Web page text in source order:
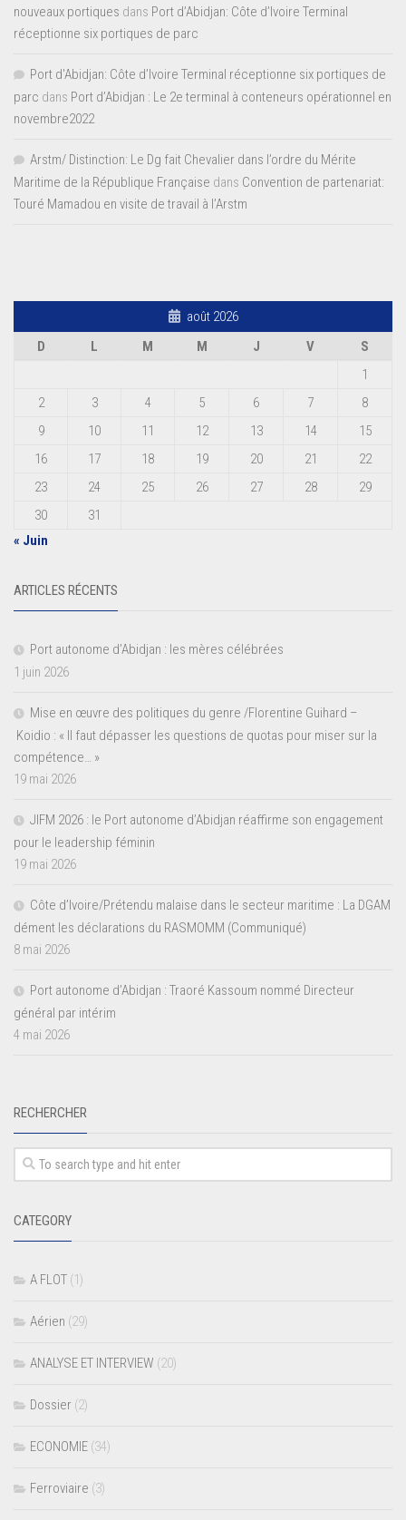
nouveaux portiques dans Port d’Abidjan: Côte d’Ivoire Terminal
réceptionne six portiques de parc
Port d'Abidjan: Côte d’Ivoire Terminal réceptionne six portiques de
parc dans Port d’Abidjan : Le 2e terminal à conteneurs opérationnel en
novembre2022
Arstm/ Distinction: Le Dg fait Chevalier dans l’ordre du Mérite
Maritime de la République Française dans Convention de partenariat:
Touré Mamadou en visite de travail à l’Arstm
août 2026
D
L M M J V
S
1
2
3 4 5 6 7
8
9
10 11 12 13 14
15
16
17 18 19 20 21
22
23
24 25 26 27 28
29
30
31
« Juin
ARTICLES RÉCENTS
Port autonome d’Abidjan : les mères célébrées
1 juin 2026
Mise en œuvre des politiques du genre /Florentine Guihard –
Koidio : « Il faut dépasser les questions de quotas pour miser sur la
compétence… »
19 mai 2026
JIFM 2026 : le Port autonome d’Abidjan réaffirme son engagement
pour le leadership féminin
19 mai 2026
Côte d’Ivoire/Prétendu malaise dans le secteur maritime : La DGAM
dément les déclarations du RASMOMM (Communiqué)
8 mai 2026
Port autonome d’Abidjan : Traoré Kassoum nommé Directeur
général par intérim
4 mai 2026
RECHERCHER
CATEGORY
A FLOT (1)
Aérien (29)
ANALYSE ET INTERVIEW (20)
Dossier (2)
ECONOMIE (34)
Ferroviaire (3)